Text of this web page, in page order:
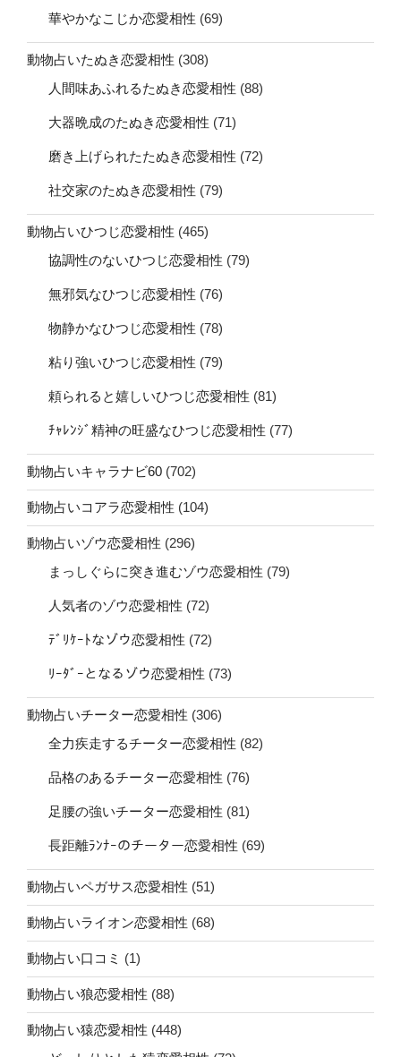
華やかなこじか恋愛相性 (69)
動物占いたぬき恋愛相性 (308)
人間味あふれるたぬき恋愛相性 (88)
大器晩成のたぬき恋愛相性 (71)
磨き上げられたたぬき恋愛相性 (72)
社交家のたぬき恋愛相性 (79)
動物占いひつじ恋愛相性 (465)
協調性のないひつじ恋愛相性 (79)
無邪気なひつじ恋愛相性 (76)
物静かなひつじ恋愛相性 (78)
粘り強いひつじ恋愛相性 (79)
頼られると嬉しいひつじ恋愛相性 (81)
ﾁｬﾚﾝｼﾞ精神の旺盛なひつじ恋愛相性 (77)
動物占いキャラナビ60 (702)
動物占いコアラ恋愛相性 (104)
動物占いゾウ恋愛相性 (296)
まっしぐらに突き進むゾウ恋愛相性 (79)
人気者のゾウ恋愛相性 (72)
ﾃﾞﾘｹｰﾄなゾウ恋愛相性 (72)
ﾘｰﾀﾞｰとなるゾウ恋愛相性 (73)
動物占いチーター恋愛相性 (306)
全力疾走するチーター恋愛相性 (82)
品格のあるチーター恋愛相性 (76)
足腰の強いチーター恋愛相性 (81)
長距離ﾗﾝﾅｰのチーター恋愛相性 (69)
動物占いペガサス恋愛相性 (51)
動物占いライオン恋愛相性 (68)
動物占い口コミ (1)
動物占い狼恋愛相性 (88)
動物占い猿恋愛相性 (448)